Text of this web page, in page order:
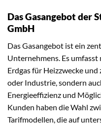
Das Gasangebot der
GmbH
Das Gasangebot ist ein
Unternehmens. Es
Erdgas für Heizzwecke
oder Industrie, sondern
Energieeffizienz und
Kunden haben die Wahl
Tarifmodellen, die auf